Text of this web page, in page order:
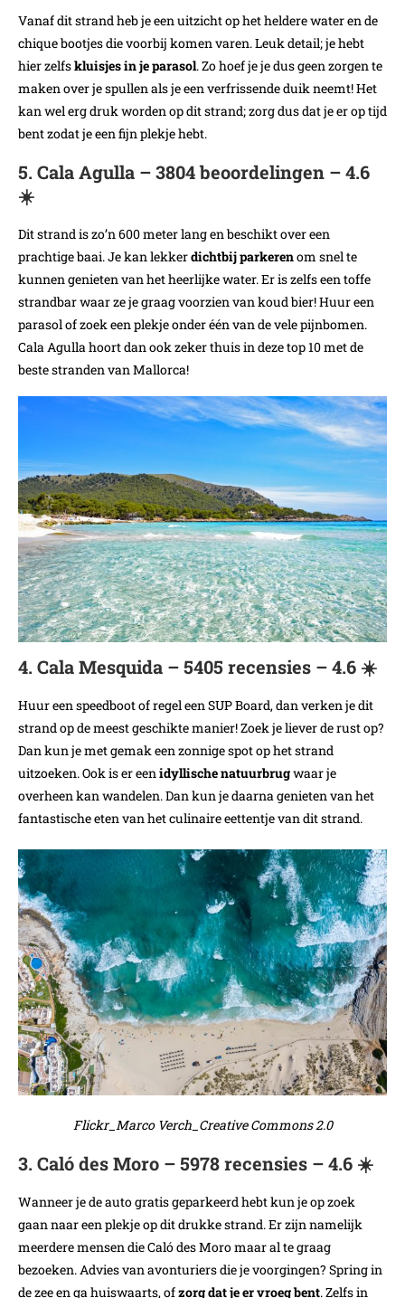
Vanaf dit strand heb je een uitzicht op het heldere water en de
chique bootjes die voorbij komen varen. Leuk detail; je hebt
hier zelfskluisjes in je parasol. Zo hoef je je dus geen zorgen te
maken over je spullen als je een verfrissende duik neemt! Het
kan wel erg druk worden op dit strand; zorg dus dat je er op tijd
bent zodat je een fijn plekje hebt.
5. Cala Agulla – 3804 beoordelingen – 4.6
☀️
Dit strand is zo’n 600 meter lang en beschikt over een
prachtige baai. Je kan lekkerdichtbij parkerenom snel te
kunnen genieten van het heerlijke water. Er is zelfs een toffe
strandbar waar ze je graag voorzien van koud bier! Huur een
parasol of zoek een plekje onder één van de vele pijnbomen.
Cala Agulla hoort dan ook zeker thuis in deze top 10 met de
beste stranden van Mallorca!
4. Cala Mesquida – 5405 recensies – 4.6 ☀️
Huur een speedboot of regel een SUP Board, dan verken je dit
strand op de meest geschikte manier! Zoek je liever de rust op?
Dan kun je met gemak een zonnige spot op het strand
uitzoeken. Ook is er een idyllische natuurbrugwaar je
overheen kan wandelen. Dan kun je daarna genieten van het
fantastische eten van het culinaire eettentje van dit strand.
Flickr_Marco Verch_Creative Commons 2.0
3. Caló des Moro – 5978 recensies – 4.6 ☀️
Wanneer je de auto gratis geparkeerd hebt kun je op zoek
gaan naar een plekje op dit drukke strand. Er zijn namelijk
meerdere mensen die Caló des Moro maar al te graag
bezoeken. Advies van avonturiers die je voorgingen? Spring in
de zee en ga huiswaarts, ofzorg dat je er vroeg bent. Zelfs in